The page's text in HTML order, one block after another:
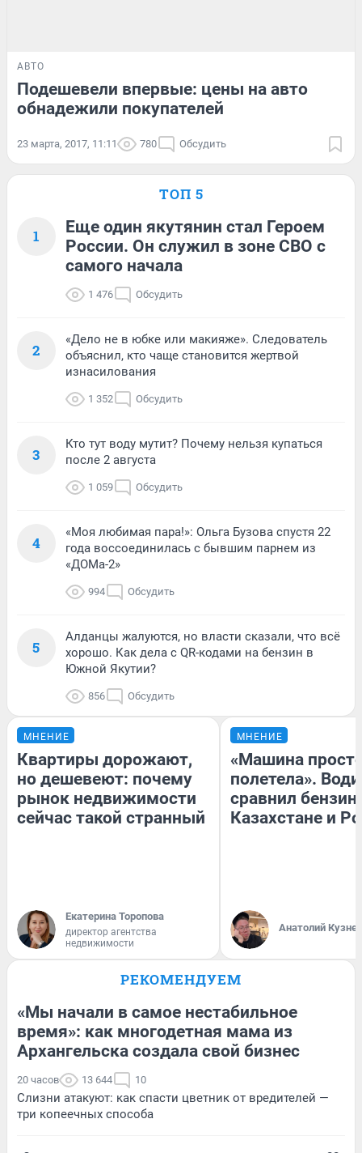
АВТО
Подешевели впервые: цены на авто
обнадежили покупателей
23 марта, 2017, 11:11 780 Обсудить
ТОП 5
1
Еще один якутянин стал Героем
России. Он служил в зоне СВО с
самого начала
1 476 Обсудить
2
«Дело не в юбке или макияже». Следователь
объяснил, кто чаще становится жертвой
изнасилования
1 352 Обсудить
3
Кто тут воду мутит? Почему нельзя купаться
после 2 августа
1 059 Обсудить
4
«Моя любимая пара!»: Ольга Бузова спустя 22
года воссоединилась с бывшим парнем из
«ДОМа-2»
994 Обсудить
5
Алданцы жалуются, но власти сказали, что всё
хорошо. Как дела с QR-кодами на бензин в
Южной Якутии?
856 Обсудить
МНЕНИЕ
Квартиры дорожают,
но дешевеют: почему
рынок недвижимости
сейчас такой странный
Екатерина Торопова
директор агентства
недвижимости
МНЕНИЕ
«Машина
полетела».
сравнил бензин
Казахстане и
Анатолий
РЕКОМЕНДУЕМ
«Мы начали в самое нестабильное
время»: как многодетная мама из
Архангельска создала свой бизнес
20 часов 13 644 10
Слизни атакуют: как спасти цветник от вредителей —
три копеечных способа